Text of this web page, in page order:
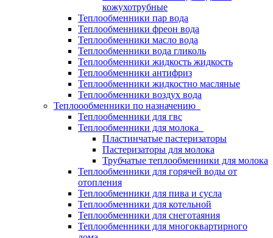
кожухотрубные
Теплообменники пар вода
Теплообменники фреон вода
Теплообменники масло вода
Теплообменники вода гликоль
Теплообменники жидкость жидкость
Теплообменники антифриз
Теплообменники жидкостно масляные
Теплообменники воздух вода
Теплоообменники по назначению
Теплообменники для гвс
Теплообменники для молока
Пластинчатые пастеризаторы
Пастеризаторы для молока
Трубчатые теплообменники для молока
Теплообменники для горячей воды от
отопления
Теплообменники для пива и сусла
Теплообменники для котельной
Теплообменники для снеготаяния
Теплообменники для многоквартирного